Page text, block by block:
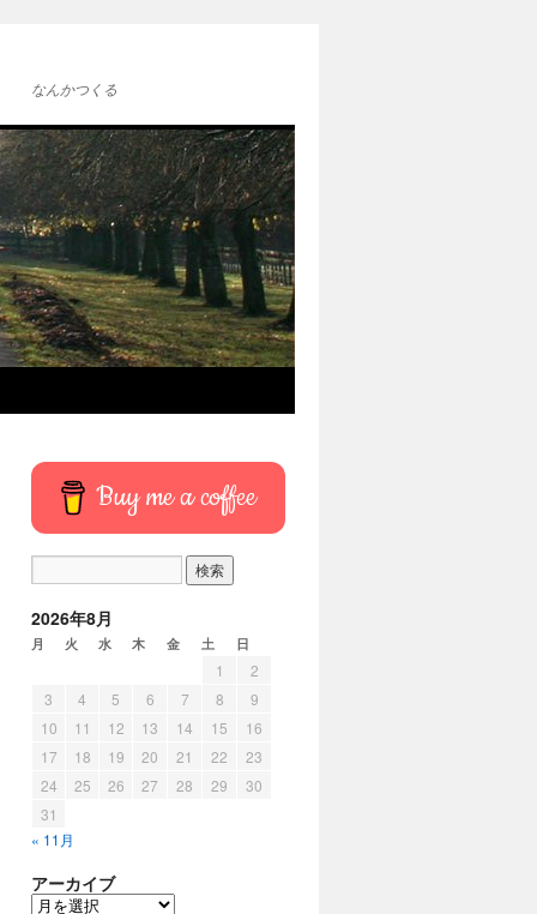
なんかつくる
Buy me a coffee
2026年8月
月 火 水 木 金 土 日
1
2
3
4 5 6 7 8
9
10
11 12 13 14 15
16
17
18 19 20 21 22
23
24
25 26 27 28 29
30
31
« 11月
アーカイブ
ア